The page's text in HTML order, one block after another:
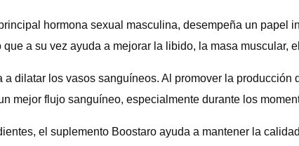
hormona sexual masculina, desempeña un
a su vez ayuda a mejorar la libido, la masa muscular,
dilatar los vasos sanguíneos. Al promover la
mejor flujo sanguíneo, especialmente durante los
el suplemento Boostaro ayuda a mantener la